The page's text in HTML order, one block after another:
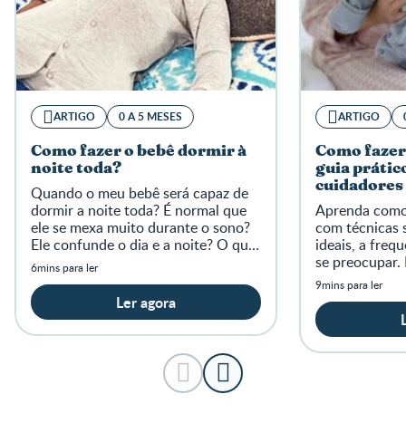
ARTIGO 0 A 5 MESES
Como fazer o bebê dormir à
noite toda?
Quando o meu bebê será capaz de
dormir a noite toda? É normal que
ele se mexa muito durante o sono?
Ele confunde o dia e a noite? O que
fazer para ajudar o bebê a dormir
bem?
6mins para ler
Ler agora
ARTIGO
Como
guia
cuidadores
Aprenda
com técnicas
ideais, a
se
melhor do
9mins para ler